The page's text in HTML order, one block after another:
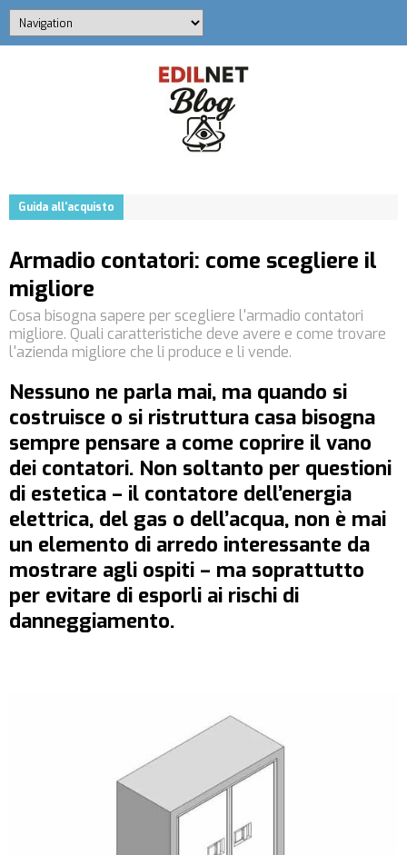
Guida all'acquisto
Armadio contatori: come scegliere il
migliore
Cosa bisogna sapere per scegliere l'armadio contatori
migliore. Quali caratteristiche deve avere e come trovare
l'azienda migliore che li produce e li vende.
Nessuno ne parla mai, ma quando si
costruisce o si ristruttura casa bisogna
sempre pensare a come coprire il vano
dei contatori. Non soltanto per questioni
di estetica – il contatore dell’energia
elettrica, del gas o dell’acqua, non è mai
un elemento di arredo interessante da
mostrare agli ospiti – ma soprattutto
per evitare di esporli ai rischi di
danneggiamento.